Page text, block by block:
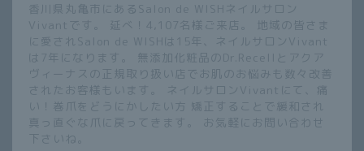
香川県丸亀市にあるSalon de WISHネイルサロン
Vivantです。 延べ！4,107名様ご来店。 地域の皆さま
に愛されSalon de WISHは15年、ネイルサロンVivant
は7年になります。 無添加化粧品のDr.Recellとアクア
ヴィーナスの正規取り扱い店でお肌のお悩みも数々改善
されたお客様もいます。 ネイルサロンVivantにて、痛
い！巻爪をどうにかしたい方 矯正することで緩和され
真っ直ぐな爪に戻ってきます。 お気軽にお問い合わせ
下さいね。